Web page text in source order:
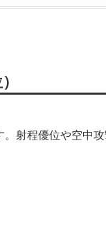
射程優位や空中